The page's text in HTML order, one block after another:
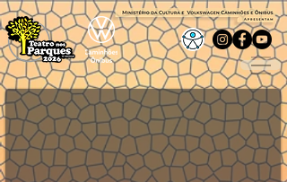
Grupo: Pia Fraus Espetáculo: Bichos
Local: Pq das Águas Resende RJ - Data: